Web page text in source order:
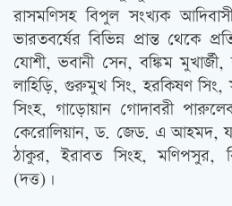
রাসমণিসহ বিপুল সংখ্যক
ভারতবর্ষের বিভিন্ন প্রান্ত থেকে
যোশী, ভবানী সেন, বঙ্কিম
লাহিড়ি, গুরুমুখ সিং, হরকিষণ সিং,
সিংহ, গাড়োয়ান গোদাবরী
কেরোলিয়ান, ড. জেড. এ আহমদ,
ঠাকুর, ইরাবত সিংহ, মণিপসুর,
(দত্ত)।